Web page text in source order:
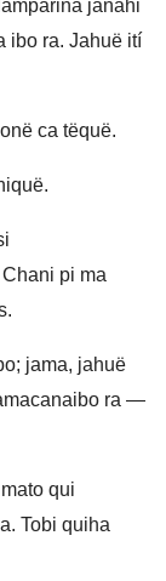
janahi
ibo ra. Jahuë ití
ca tëquë.
pi ma
jama, jahuë
ra —
qui
Tobi quiha